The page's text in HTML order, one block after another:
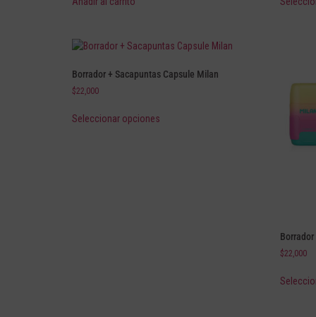
Borrador + Sacapuntas Capsule Milan
$22,000
Seleccionar opciones
Borrador
$22,000